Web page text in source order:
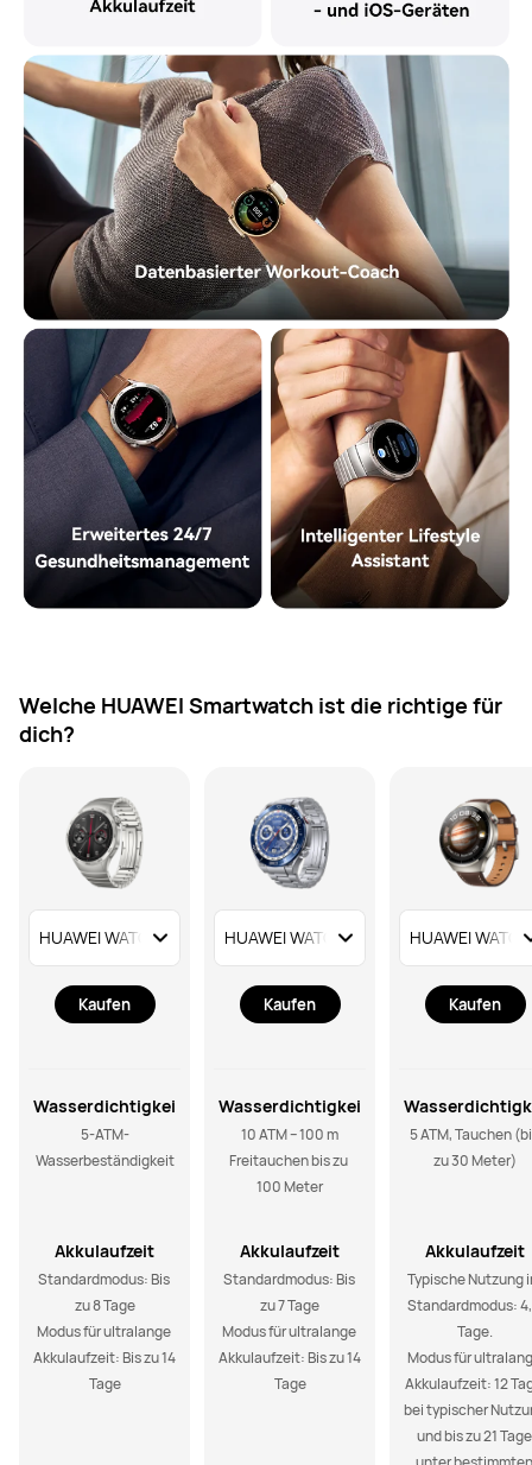
Welche HUAWEI Smartwatch ist die richtige für
dich?
Kaufen
Wasserdichtigkei
t
5-ATM-
Wasserbeständigkeit
Akkulaufzeit
Standardmodus: Bis
zu 8 Tage
Modus für ultralange
Akkulaufzeit: Bis zu 14
Tage
Kaufen
Wasserdichtigkei
t
10 ATM – 100 m
Freitauchen bis zu
100 Meter
Akkulaufzeit
Standardmodus: Bis
zu 7 Tage
Modus für ultralange
Akkulaufzeit: Bis zu 14
Tage
Kaufen
t
5 ATM, Tauchen
zu 30 Meter)
Akkulaufzeit
Typische Nutzung
Standardmodus:
Tage.
Modus für
Akkulaufzeit: 12
bei typischer
und bis zu 21 Tage